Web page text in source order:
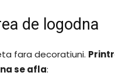
de logodna
fara decoratiuni.
se afla: